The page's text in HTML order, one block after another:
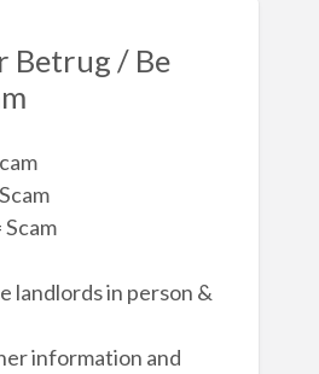
Betrug / Be
landlords in person &
information and